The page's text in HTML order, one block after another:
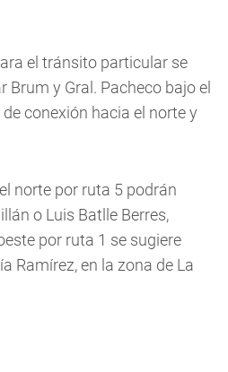
el tránsito particular se
y Gral. Pacheco bajo el
conexión hacia el norte y
norte por ruta 5 podrán
o Luis Batlle Berres,
por ruta 1 se sugiere
Ramírez, en la zona de La